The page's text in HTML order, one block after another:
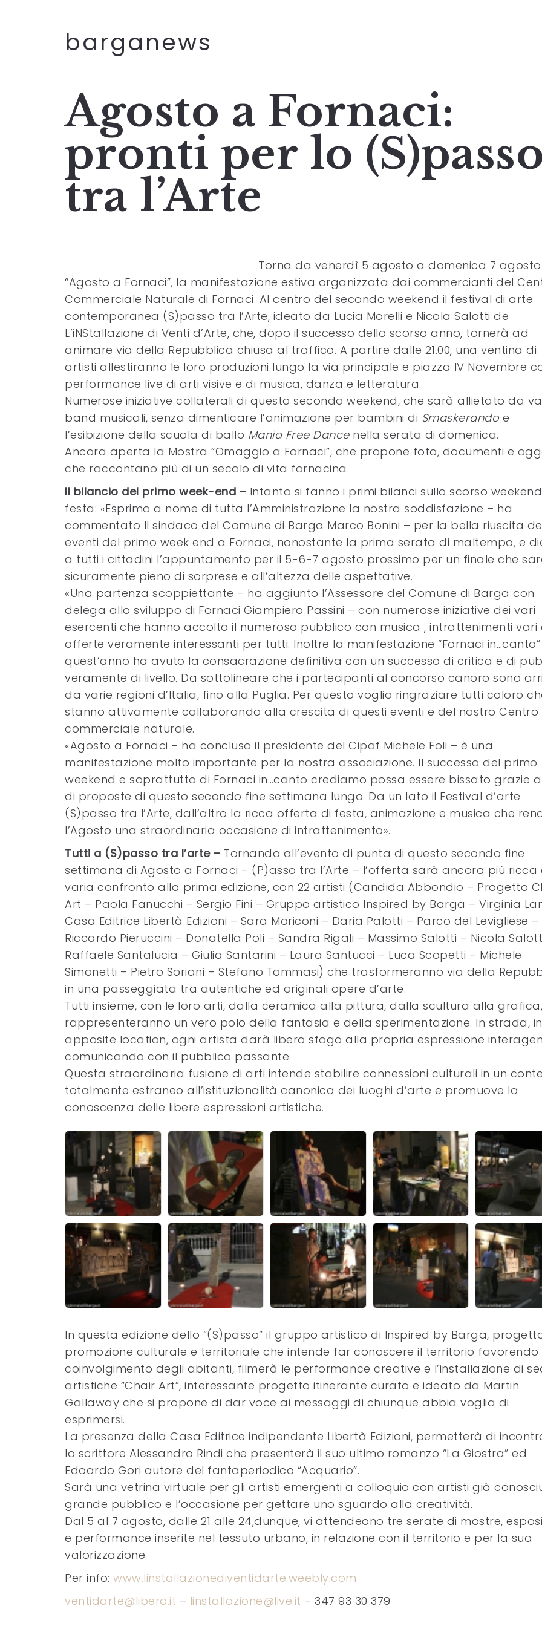
barganews
Agosto a Fornaci:
pronti per lo
tra l’Arte
Torna da venerdì 5 agosto a domenica 7 agosto
“Agosto a Fornaci”, la manifestazione estiva organizzata dai commercianti del
Commerciale Naturale di Fornaci. Al centro del secondo weekend il festival di arte
contemporanea (S)passo tra l’Arte, ideato da Lucia Morelli e Nicola Salotti de
L’iNStallazione di Venti d’Arte, che, dopo il successo dello scorso anno, tornerà ad
animare via della Repubblica chiusa al traffico. A partire dalle 21.00, una ventina di
artisti allestiranno le loro produzioni lungo la via principale e piazza IV Novembre
performance live di arti visive e di musica, danza e letteratura.
Numerose iniziative collaterali di questo secondo weekend, che sarà allietato da
band musicali, senza dimenticare l’animazione per bambini di Smaskerando e
l’esibizione della scuola di ballo Mania Free Dancenella serata di domenica.
Ancora aperta la Mostra “Omaggio a Fornaci”, che propone foto, documenti e
che raccontano più di un secolo di vita fornacina.
Il bilancio del primo week-end – Intanto si fanno i primi bilanci sullo scorso
festa: «Esprimo a nome di tutta l’Amministrazione la nostra soddisfazione – ha
commentato Il sindaco del Comune di Barga Marco Bonini – per la bella riuscita
eventi del primo week end a Fornaci, nonostante la prima serata di maltempo, e
a tutti i cittadini l’appuntamento per il 5-6-7 agosto prossimo per un finale che
sicuramente pieno di sorprese e all’altezza delle aspettative.
«Una partenza scoppiettante – ha aggiunto l’Assessore del Comune di Barga con
delega allo sviluppo di Fornaci Giampiero Passini – con numerose iniziative dei vari
esercenti che hanno accolto il numeroso pubblico con musica , intrattenimenti vari
offerte veramente interessanti per tutti. Inoltre la manifestazione “Fornaci in…canto”
quest’anno ha avuto la consacrazione definitiva con un successo di critica e di
veramente di livello. Da sottolineare che i partecipanti al concorso canoro sono
da varie regioni d’Italia, fino alla Puglia. Per questo voglio ringraziare tutti coloro
stanno attivamente collaborando alla crescita di questi eventi e del nostro Centro
commerciale naturale.
«Agosto a Fornaci – ha concluso il presidente del Cipaf Michele Foli – è una
manifestazione molto importante per la nostra associazione. Il successo del primo
weekend e soprattutto di Fornaci in…canto crediamo possa essere bissato grazie
di proposte di questo secondo fine settimana lungo. Da un lato il Festival d’arte
(S)passo tra l’Arte, dall’altro la ricca offerta di festa, animazione e musica che
l’Agosto una straordinaria occasione di intrattenimento».
Tutti a (S)passo tra l’arte – Tornando all’evento di punta di questo secondo fine
settimana di Agosto a Fornaci – (P)asso tra l’Arte – l’offerta sarà ancora più ricca
varia confronto alla prima edizione, con 22 artisti (Candida Abbondio – Progetto
Art – Paola Fanucchi – Sergio Fini – Gruppo artistico Inspired by Barga – Virginia
Casa Editrice Libertà Edizioni – Sara Moriconi – Daria Palotti – Parco del Levigliese –
Riccardo Pieruccini – Donatella Poli – Sandra Rigali – Massimo Salotti – Nicola
Raffaele Santalucia – Giulia Santarini – Laura Santucci – Luca Scopetti – Michele
Simonetti – Pietro Soriani – Stefano Tommasi) che trasformeranno via della
in una passeggiata tra autentiche ed originali opere d’arte.
Tutti insieme, con le loro arti, dalla ceramica alla pittura, dalla scultura alla grafica,
rappresenteranno un vero polo della fantasia e della sperimentazione. In strada, in
apposite location, ogni artista darà libero sfogo alla propria espressione
comunicando con il pubblico passante.
Questa straordinaria fusione di arti intende stabilire connessioni culturali in un
totalmente estraneo all’istituzionalità canonica dei luoghi d’arte e promuove la
conoscenza delle libere espressioni artistiche.
In questa edizione dello “(S)passo” il gruppo artistico di Inspired by Barga,
promozione culturale e territoriale che intende far conoscere il territorio favorendo
coinvolgimento degli abitanti, filmerà le performance creative e l’installazione di
artistiche “Chair Art”, interessante progetto itinerante curato e ideato da Martin
Gallaway che si propone di dar voce ai messaggi di chiunque abbia voglia di
esprimersi.
La presenza della Casa Editrice indipendente Libertà Edizioni, permetterà di
lo scrittore Alessandro Rindi che presenterà il suo ultimo romanzo “La Giostra” ed
Edoardo Gori autore del fantaperiodico “Acquario”.
Sarà una vetrina virtuale per gli artisti emergenti a colloquio con artisti già
grande pubblico e l’occasione per gettare uno sguardo alla creatività.
Dal 5 al 7 agosto, dalle 21 alle 24,dunque, vi attendeono tre serate di mostre,
e performance inserite nel tessuto urbano, in relazione con il territorio e per la sua
valorizzazione.
Per info: www.linstallazionediventidarte.weebly.com
ventidarte@libero.it – linstallazione@live.it – 347 93 30 379